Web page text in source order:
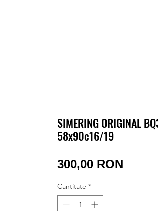
SIMERING ORIGINAL
58x90c16/19
300,00 RON
Cantitate *